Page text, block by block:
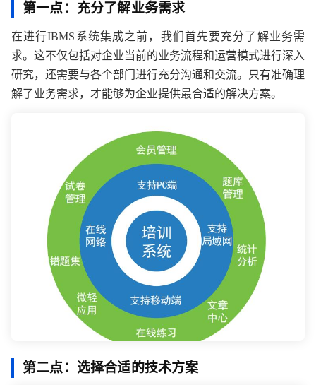
第一点：充分了解业务需求
在进行IBMS系统集成之前，我们首先要充分了解业务需
求。这不仅包括对企业当前的业务流程和运营模式进行深入
研究，还需要与各个部门进行充分沟通和交流。只有准确理
解了业务需求，才能够为企业提供最合适的解决方案。
第二点：选择合适的技术方案